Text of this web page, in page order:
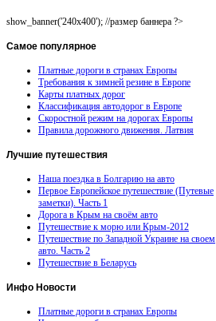
show_banner('240x400'); //размер баннера ?>
Самое популярное
Платные дороги в странах Европы
Требования к зимней резине в Европе
Карты платных дорог
Классификация автодорог в Европе
Скоростной режим на дорогах Европы
Правила дорожного движения. Латвия
Лучшие путешествия
Наша поездка в Болгарию на авто
Первое Европейское путешествие (Путевые
заметки). Часть 1
Дорога в Крым на своём авто
Путешествие к морю или Крым-2012
Путешествие по Западной Украине на своем
авто. Часть 2
Путешествие в Беларусь
Инфо Новости
Платные дороги в странах Европы